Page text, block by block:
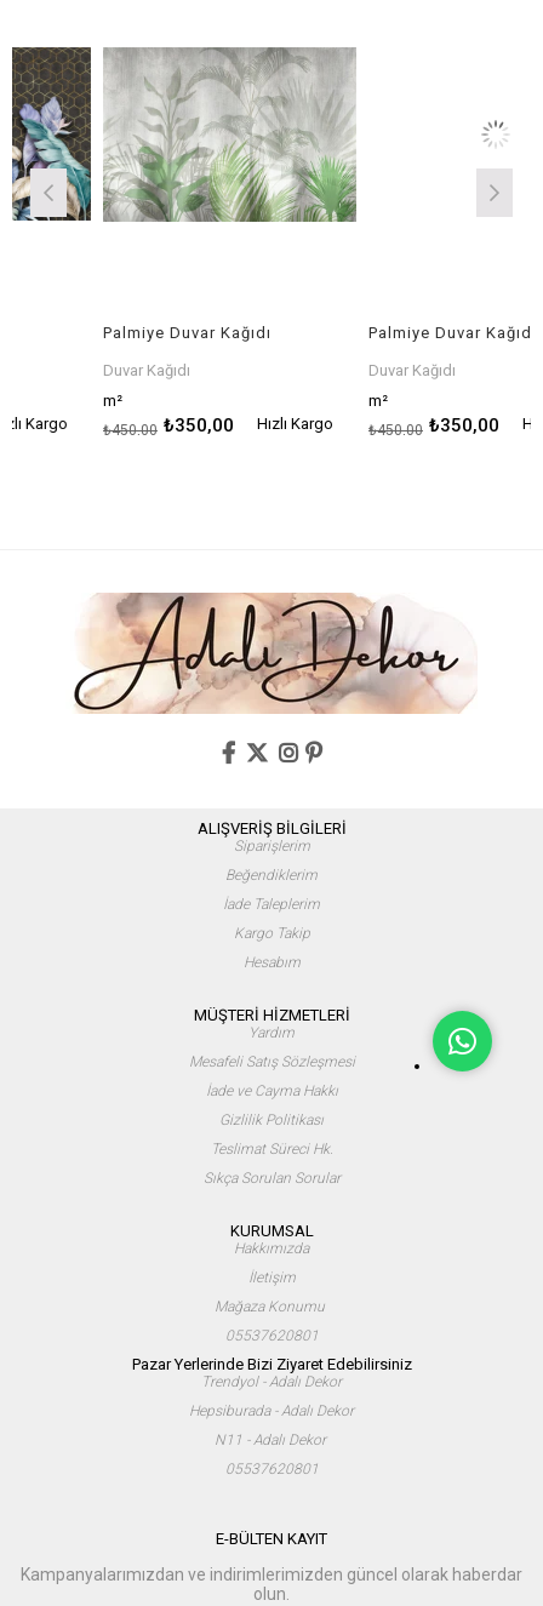
Palmiye Duvar Kağıdı
Duvar Kağıdı
₺350,00
₺450,00 Hızlı Kargo
Palmiye Duvar Kağıdı
Duvar Kağıdı
₺350,00
₺450,00 Hızlı
ALIŞVERİŞ BİLGİLERİ
Siparişlerim
Beğendiklerim
İade Taleplerim
Kargo Takip
Hesabım
MÜŞTERİ HİZMETLERİ
Yardım
Mesafeli Satış Sözleşmesi
İade ve Cayma Hakkı
Gizlilik Politikası
Teslimat Süreci Hk.
Sıkça Sorulan Sorular
KURUMSAL
Hakkımızda
İletişim
Mağaza Konumu
05537620801
Pazar Yerlerinde Bizi Ziyaret Edebilirsiniz
Trendyol - Adalı Dekor
Hepsiburada - Adalı Dekor
N11 - Adalı Dekor
05537620801
E-BÜLTEN KAYIT
Kampanyalarımızdan ve indirimlerimizden güncel olarak haberdar
olun.